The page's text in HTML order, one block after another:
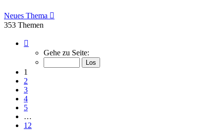
Neues Thema
353 Themen
von
Gehe zu Seite:
1
2
3
4
5
…
12